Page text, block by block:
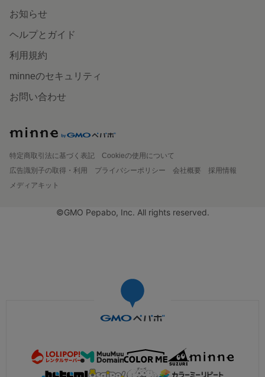
お知らせ
ヘルプとガイド
利用規約
minneのセキュリティ
お問い合わせ
特定商取引法に基づく表記
Cookieの使用について
広告識別子の取得・利用
プライバシーポリシー 会社概要
採用情報
メディアキット
©GMO Pepabo, Inc. All rights reserved.